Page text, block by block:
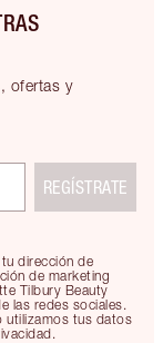
ofertas y
dirección de
de marketing
Tilbury Beauty
las redes sociales.
utilizamos tus datos
REGÍSTRATE